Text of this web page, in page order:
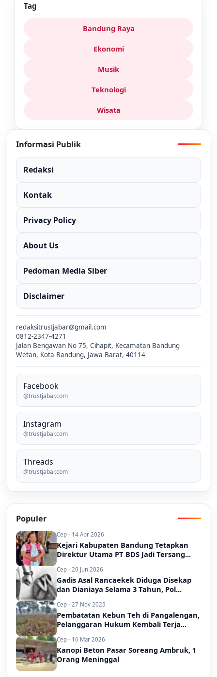
Tag
Bandung Raya
Ekonomi
Musik
Teknologi
Wisata
Informasi Publik
Redaksi
Kontak
Privacy Policy
About Us
Pedoman Media Siber
Disclaimer
redaksitrustjabar@gmail.com
0812-2347-4271
Jalan Bengawan No 75, Cihapit, Kecamatan Bandung
Wetan, Kota Bandung, Jawa Barat, 40114
Facebook
@trustjabar.com
Instagram
@trustjabar.com
Threads
@trustjabar.com
Populer
Cep - 14 Apr 2026
Kejari Kabupaten Bandung Tetapkan
Direktur Utama PT BDS Jadi Tersang...
Cep - 20 Jun 2026
Gadis Asal Rancaekek Diduga Disekap
dan Dianiaya Selama 3 Tahun, Pol...
Cep - 27 Nov 2025
Pembatatan Kebun Teh di Pangalengan,
Pelanggaran Hukum Kembali Terja...
Cep - 16 Mar 2026
Kanopi Beton Pasar Soreang Ambruk, 1
Orang Meninggal